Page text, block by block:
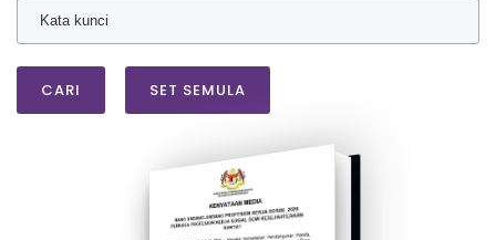
CARI SET SEMULA